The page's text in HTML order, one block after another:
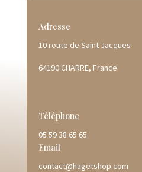
Adresse
10 route de Saint Jacques
64190 CHARRE, France
Téléphone
05 59 38 65 65
Email
contact@hagetshop.com